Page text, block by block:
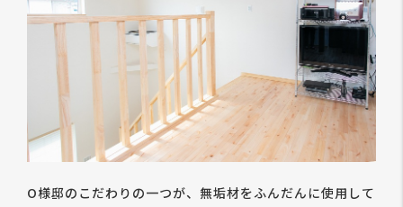
O様邸のこだわりの一つが、無垢材をふんだんに使用して